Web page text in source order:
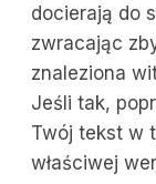
docierają do
zwracając
znaleziona
Jeśli tak,
Twój tekst w
właściwej